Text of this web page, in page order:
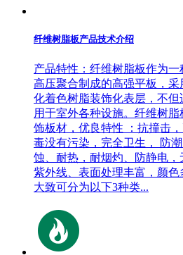
纤维树脂板产品技术介绍
产品特性：纤维树脂板作为
高压聚合制成的高强平板，
化着色树脂装饰化表层，不
用于室外各种设施。纤维树
饰板材，优良特性 ：抗撞击
毒没有污染，完全卫生， 防
蚀、耐热，耐烟灼、防静电
紫外线、表面处理丰富，颜色
大致可分为以下3种类...